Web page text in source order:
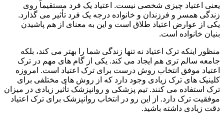
یعنی اعتیاد چیزی شخصی نیست. اعتیاد یک فرد مستقیماً روی
زندگی همسر و فرزندان و خانواده درجه یک فرد تأثیر می گذارد.
یکی از عوارض اعتیاد طلاق است و این به معنای از هم پاشیدن
بنیان خانواده است.
منظور اینکه ترک اعتیاد نه تنها زندگی شما را بهتر می کند، بلکه
جامعه سالم تری هم ایجاد می کند. یکی از گام های مهم در ترک
اعتیاد موفق انتخاب روش درست برای ترک اعتیاد است. امروزه
کلینیک های ترک زیادی وجود دارد که از روش های مختلفی برای
ترک استفاده می کنند. تیم پزشکی و روانپزشک تأثیر زیادی در میزان
موفقیت ترک دارد. از این رو در انتخاب روانپزشک برای ترک اعتیاد
دقت زیادی داشته باشید.